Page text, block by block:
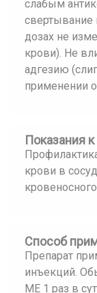
слабым
дозах не
крови). Не
адгезию
применении
Показания
крови в
Способ
Препарат
инъекций.
ME 1 раз в